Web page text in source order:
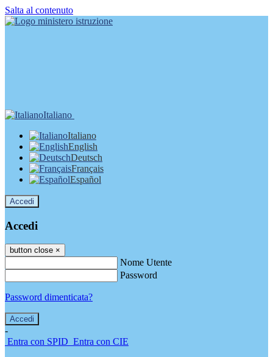
Salta al contenuto
Italiano
Italiano
English
Deutsch
Français
Español
Accedi
Accedi
button close ×
Nome Utente
Password
Password dimenticata?
-
Entra con SPID Entra con CIE